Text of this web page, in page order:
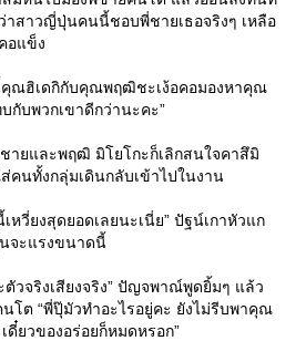
สาวญี่ปุ่นคนนี้ชอบพี่ชายเธอจริงๆ เหลือ
อแข็ง
ณฮิเดกิกับคุณพฤฒิชะเง้อคอมองหาคุณ
บพวกเขาดีกว่านะคะ”
ยและพฤฒิ มิโยโกะก็เลิกสนใจคาสึมิ
นทั้งกลุ่มเดินกลับเข้าไปในงาน
หวี่ยงสุดยอดเลยนะเนี่ย” ปัฐน์เกาหัวแก
จะแรงขนาดนี้
วจริงเสียงจริง” ปัญจพาณ์พูดยิ้มๆ แล้ว
โต “พี่ปุ๊มัวทำอะไรอยู่คะ ยังไม่รีบพาคุณ
ดี๋ยวของอร่อยก็หมดหรอก”